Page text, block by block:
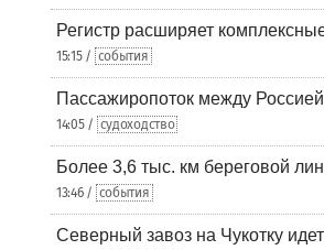
Регистр расширяет
15:15 / события
Пассажиропоток между
14:05 / судоходство
Более 3,6 тыс. км береговой
13:46 / события
Северный завоз на Чукотку